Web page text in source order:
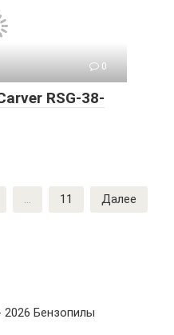
0
RSG-38-
… 11 Далее
Бензопилы